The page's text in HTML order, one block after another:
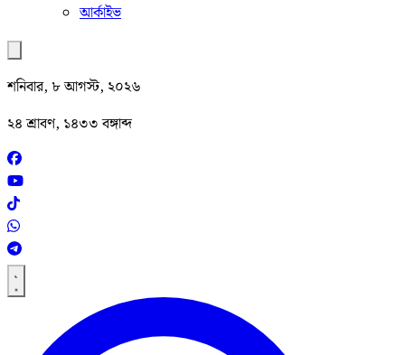
আর্কাইভ
শনিবার, ৮ আগস্ট, ২০২৬
২৪ শ্রাবণ, ১৪৩৩ বঙ্গাব্দ